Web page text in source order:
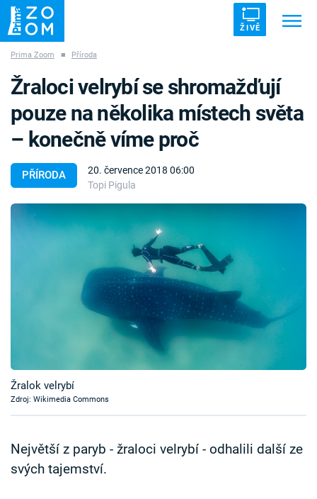
ŽIVĚ
ZÁHADY VETŘELCI DÁVNOVĚKU
Témata
Témata
TV Program
Sledujte prima+
Sledujte nás
Prima Zoom ■ Příroda
PŘÍRODA
20. července 2018 06:00
Topi Pigula
Žraloci velrybí se shromažďují
pouze na několika místech světa
– konečně víme proč
Žralok velrybí
Zdroj: Wikimedia Commons
Největší z paryb - žraloci velrybí - odhalili další ze
svých tajemství.